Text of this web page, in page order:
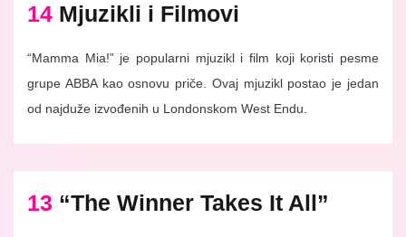
14 Mjuzikli i Filmovi
“Mamma Mia!” je popularni mjuzikl i film koji koristi pesme
grupe ABBA kao osnovu priče. Ovaj mjuzikl postao je jedan
od najduže izvođenih u Londonskom West Endu.
13 “The Winner Takes It All”